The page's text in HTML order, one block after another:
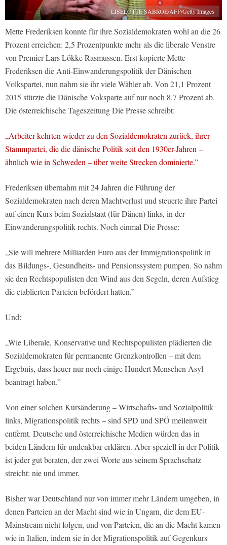
LISELOTTE SABROE/AFP/Getty Images
Mette Frederiksen konnte für ihre Sozialdemokraten wohl an die 26
Prozent erreichen: 2,5 Prozentpunkte mehr als die liberale Venstre
von Premier Lars Lökke Rasmussen. Erst kopierte Mette
Frederiksen die Anti-Einwanderungspolitik der Dänischen
Volkspartei, nun nahm sie ihr viele Wähler ab. Von 21,1 Prozent
2015 stürzte die Dänische Voksparte auf nur noch 8,7 Prozent ab.
Die österreichische Tageszeitung Die Presse schreibt:
„Arbeiter kehrten wieder zu den Sozialdemokraten zurück, ihrer
Stammpartei, die die dänische Politik seit den 1930er-Jahren –
ähnlich wie in Schweden – über weite Strecken dominierte.”
Frederiksen übernahm mit 24 Jahren die Führung der
Sozialdemokraten nach deren Machtverlust und steuerte ihre Partei
auf einen Kurs beim Sozialstaat (für Dänen) links, in der
Einwanderungspolitik rechts. Noch einmal Die Presse:
„Sie will mehrere Milliarden Euro aus der Immigrationspolitik in
das Bildungs-, Gesundheits- und Pensionssystem pumpen. So nahm
sie den Rechtspopulisten den Wind aus den Segeln, deren Aufstieg
die etablierten Parteien befördert hatten.”
Und:
„Wie Liberale, Konservative und Rechtspopulisten plädierten die
Sozialdemokraten für permanente Grenzkontrollen – mit dem
Ergebnis, dass heuer nur noch einige Hundert Menschen Asyl
beantragt haben.”
Von einer solchen Kursänderung – Wirtschafts- und Sozialpolitik
links, Migrationspolitik rechts – sind SPD und SPÖ meilenweit
entfernt. Deutsche und österreichische Medien würden das in
beiden Ländern für undenkbar erklären. Aber speziell in der Politik
ist jeder gut beraten, der zwei Worte aus seinem Sprachschatz
streicht: nie und immer.
Bisher war Deutschland nur von immer mehr Ländern umgeben, in
denen Parteien an der Macht sind wie in Ungarn, die dem EU-
Mainstream nicht folgen, und von Parteien, die an die Macht kamen
wie in Italien, indem sie in der Migrationspolitik auf Gegenkurs